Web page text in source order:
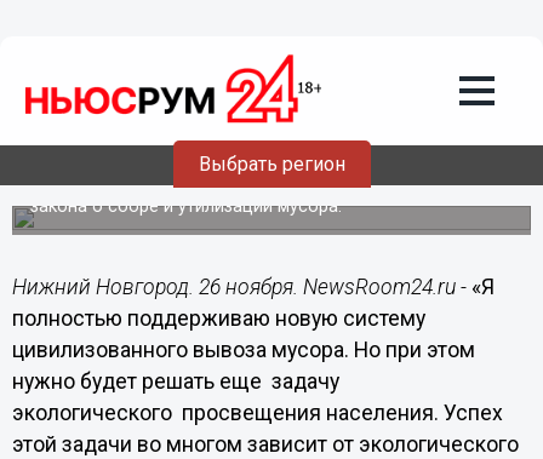
Выбрать регион
Нужно решать задачу экологического
просвещения населения, - Андрей
Корнев
Проректор по научной работе Волжского
государственного университета водного транспорта
Андрей Корнев прокомментировал введение нового
закона о сборе и утилизации мусора.
Нижний Новгород. 26 ноября. NewsRoom24.ru - «Я
полностью поддерживаю новую систему
цивилизованного вывоза мусора. Но при этом
нужно будет решать еще задачу
экологического просвещения населения. Успех
этой задачи во многом зависит от экологического